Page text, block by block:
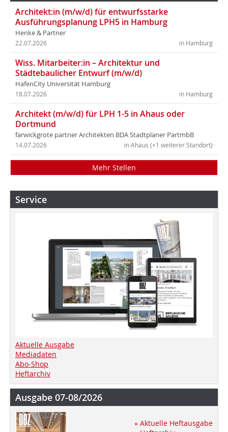
Architekt:in (m/w/d) für entwurfsstarke
Ausführungsplanung LPH5 in Hamburg
Henke & Partner
in Hamburg
22.07.2026
Wiss. Mitarbeiter:in – Architektur und
Städtebaulicher Entwurf (m/w/d)
HafenCity Universität Hamburg
in Hamburg
18.07.2026
Architekt (m/w/d) für LPH 1-5 in Ahaus oder
Dortmund
farwickgrote partner Architekten BDA Stadtplaner PartmbB
in Ahaus (+1 weiterer Standort)
14.07.2026
Mehr Stellen
Service
Aktuelle Ausgabe
Mediadaten
Abo-Shop
Heftarchiv
Ausgabe 07-08/2026
» Aktuelle Heftausgabe